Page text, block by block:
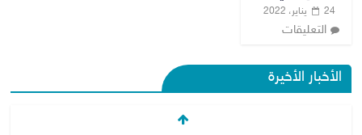
24 يناير، 2022
التعليقات
الأخبار الأخيرة